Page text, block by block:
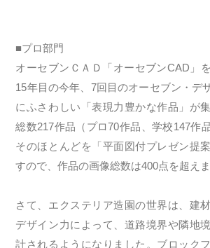
■プロ部門
オーセブンＣＡＤ「オーセブンCAD」
15年目の今年、7回目のオーセブン・デ
にふさわしい「表現力豊かな作品」が
総数217作品（プロ70作品、学校147作
そのほとんどを「平面図付プレゼン提
すので、作品の画像総数は400点を超えま
さて、エクステリア造園の世界は、建
デザイン力によって、道路境界や隣地
計されるようになりました。ブロック